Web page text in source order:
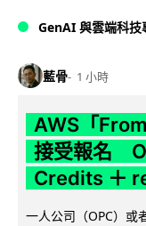
GenAI 與雲端科技
藍骨 1 小時
AWS「
接受報名
Credits ＋
一人公司（OPC）或